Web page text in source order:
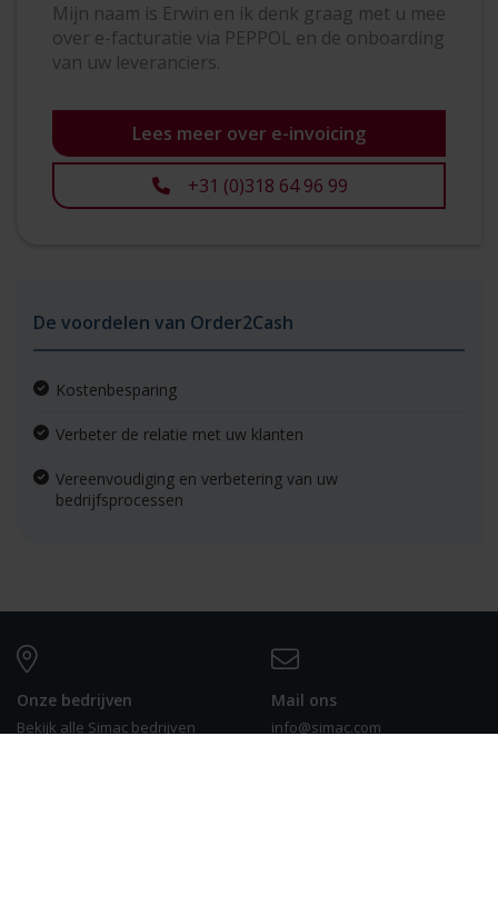
Mijn naam is Erwin en ik denk graag met u mee
over e-facturatie via PEPPOL en de onboarding
van uw leveranciers.
Lees meer over e-invoicing
+31 (0)318 64 96 99
De voordelen van Order2Cash
Kostenbesparing
Verbeter de relatie met uw klanten
Vereenvoudiging en verbetering van uw
bedrijfsprocessen
Onze bedrijven
Bekijk alle Simac bedrijven
Mail ons
info@simac.com